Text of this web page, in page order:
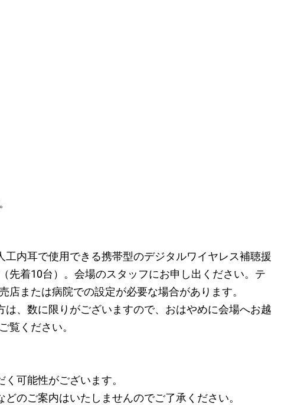
内耳で使用できる携帯型のデジタルワイヤレス補聴援
先着10台）。会場のスタッフにお申し出ください。テ
または病院での設定が必要な場合があります。
、数に限りがございますので、おはやめに会場へお越
覧ください。
可能性がございます。
のご案内はいたしませんのでご了承ください。